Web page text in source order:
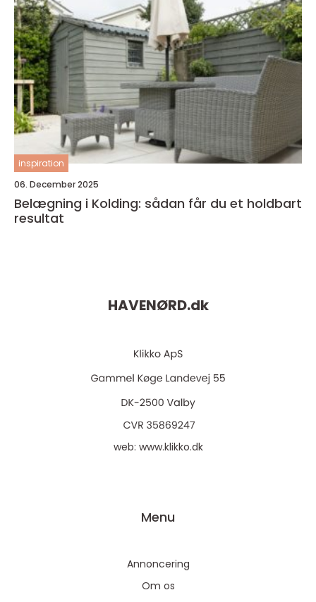
inspiration
06. December 2025
Belægning i Kolding: sådan får du et holdbart
resultat
HAVENØRD.dk
web: www.klikko.dk
Menu
Annoncering
Om os